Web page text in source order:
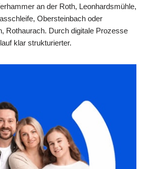
an der Roth, Leonhardsmühle,
Obersteinbach oder
Rothaurach. Durch digitale Prozesse
klar strukturierter.